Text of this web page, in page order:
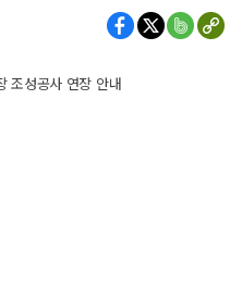
조성공사 연장 안내